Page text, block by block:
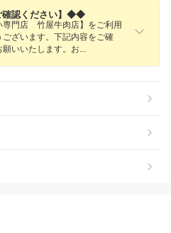
認ください】◆◆
専門店 竹屋牛肉店】をご利用
ざいます。下記内容をご確
いいたします。 お